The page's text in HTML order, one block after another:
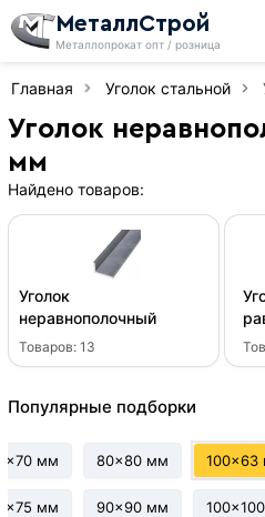
МеталлСтрой
Металлопрокат опт / розница
Главная Уголок стальной
Уголок
мм
Найдено товаров:
Уголок
неравнополочный
Товаров: 13
Популярные подборки
мм
мм
80x80 мм
90x90 мм
100x63